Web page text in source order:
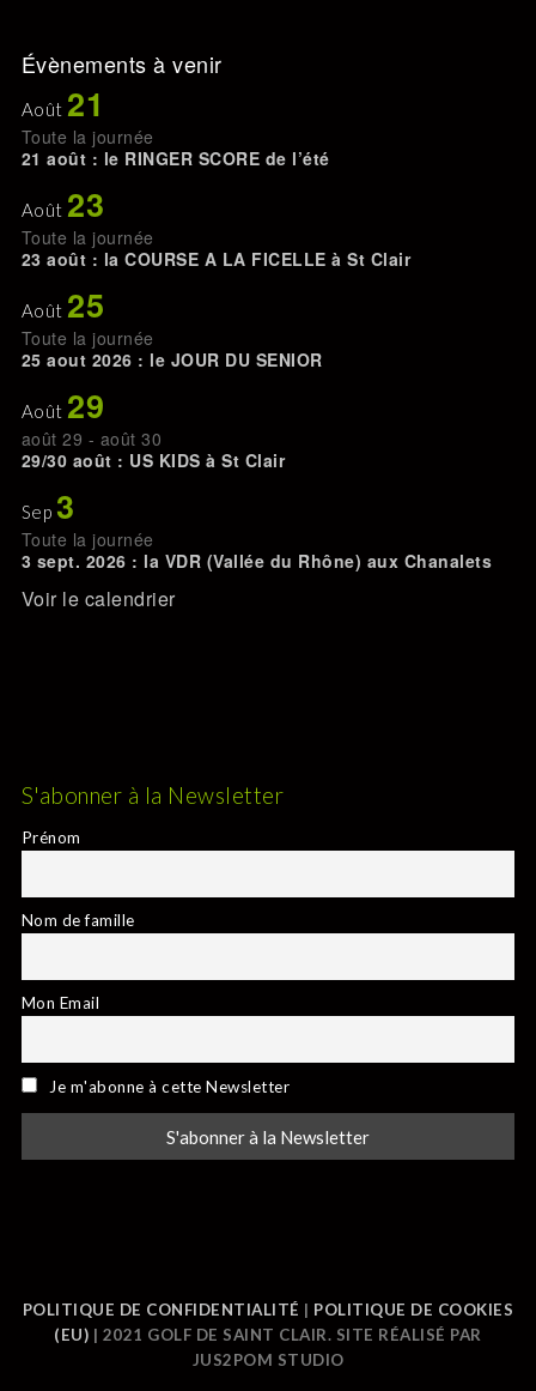
Évènements à venir
Août 21
Toute la journée
21 août : le RINGER SCORE de l’été
Août 23
Toute la journée
23 août : la COURSE A LA FICELLE à St Clair
Août 25
Toute la journée
25 aout 2026 : le JOUR DU SENIOR
Août 29
août 29 - août 30
29/30 août : US KIDS à St Clair
Sep 3
Toute la journée
3 sept. 2026 : la VDR (Vallée du Rhône) aux Chanalets
Voir le calendrier
S'abonner à la Newsletter
Prénom
Nom de famille
Mon Email
Je m'abonne à cette Newsletter
POLITIQUE DE CONFIDENTIALITÉ | POLITIQUE DE COOKIES
(EU) | 2021 GOLF DE SAINT CLAIR. SITE RÉALISÉ PAR
JUS2POM STUDIO